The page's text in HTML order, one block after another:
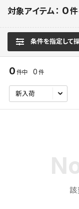
対象アイテム： 0
条件を指定して
0 件中 0 件
該